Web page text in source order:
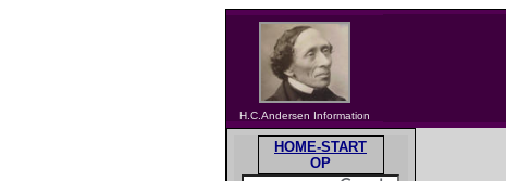
H.C.Andersen Information
HOME-START
OP